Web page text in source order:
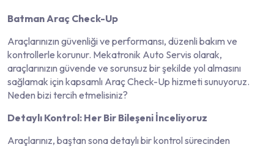
Batman Araç Check-Up
Araçlarınızın güvenliği ve performansı, düzenli bakım ve
kontrollerle korunur. Mekatronik Auto Servis olarak,
araçlarınızın güvende ve sorunsuz bir şekilde yol almasını
sağlamak için kapsamlı Araç Check-Up hizmeti sunuyoruz.
Neden bizi tercih etmelisiniz?
Detaylı Kontrol: Her Bir Bileşeni İnceliyoruz
Araçlarınız, baştan sona detaylı bir kontrol sürecinden